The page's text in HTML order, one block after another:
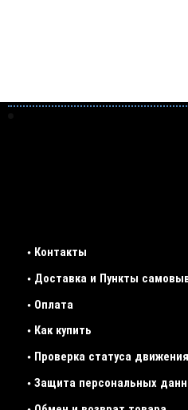
• Контакты
• Доставка и Пункты
• Оплата
• Как купить
• Проверка статуса
• Защита персональных